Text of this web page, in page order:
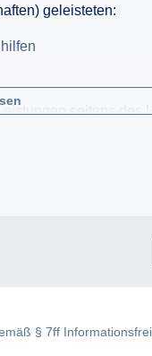
geleisteten:
seitens des
Abteilung/
den
an denen das
§ 7ff